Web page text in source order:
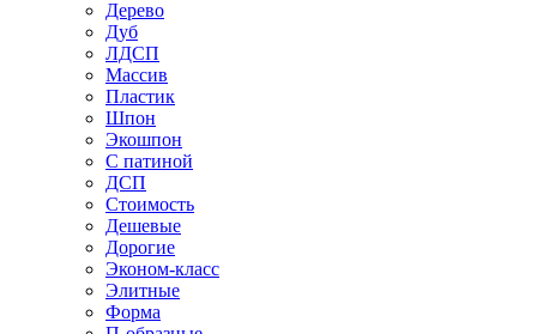
Дерево
Дуб
ЛДСП
Массив
Пластик
Шпон
Экошпон
С патиной
ДСП
Стоимость
Дешевые
Дорогие
Эконом-класс
Элитные
Форма